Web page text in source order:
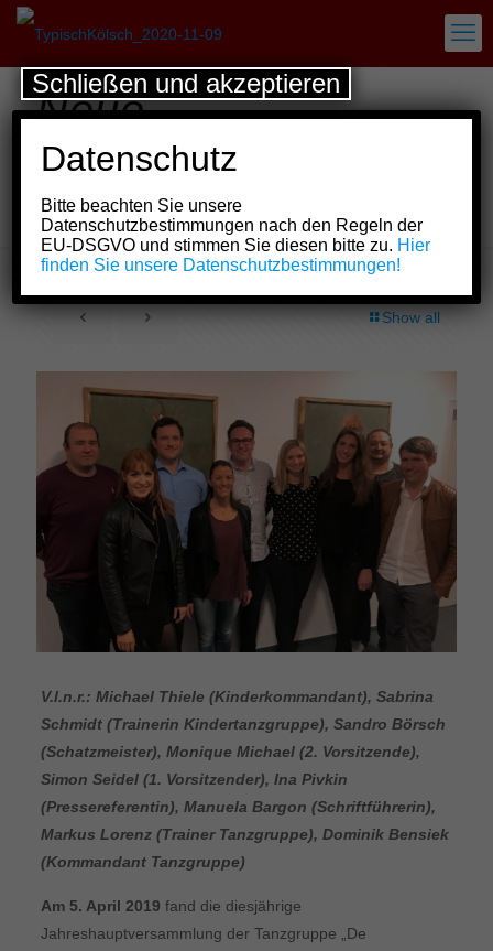
Neue
Vorstandspersonalien
bereichern Vorstand
der „Höppemötzjer“
Show all
V.l.n.r.: Michael Thiele (Kinderkommandant), Sabrina
Schmidt (Trainerin Kindertanzgruppe), Sandro Börsch
(Schatzmeister), Monique Michael (2. Vorsitzende),
Simon Seidel (1. Vorsitzender), Ina Pivkin
(Pressereferentin), Manuela Bargon (Schriftführerin),
Markus Lorenz (Trainer Tanzgruppe), Dominik Bensiek
(Kommandant Tanzgruppe)
Am 5. April 2019 fand die diesjährige
Jahreshauptversammlung der Tanzgruppe „De
Datenschutz
Bitte beachten Sie unsere
Datenschutzbestimmungen nach den Regeln der
EU-DSGVO und stimmen Sie diesen bitte zu. Hier
finden Sie unsere Datenschutzbestimmungen!
Schließen und akzeptieren